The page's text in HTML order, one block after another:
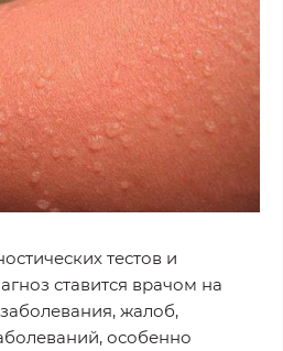
тестов и
ставится врачом на
жалоб,
особенно